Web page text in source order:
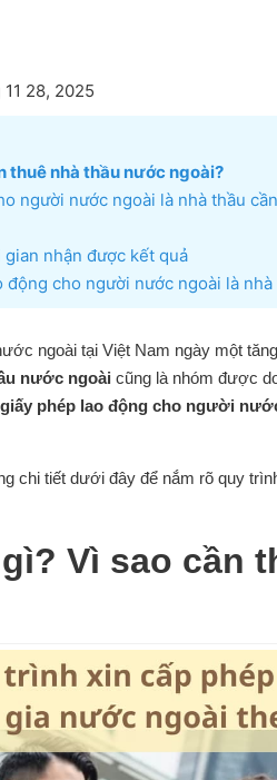
28, 2025
thuê nhà thầu nước ngoài?
người nước ngoài là nhà thầu
nhận được kết quả
động cho người nước ngoài là nhà
ngoài tại Việt Nam ngày một
nước ngoài cũng là nhóm được
phép lao động cho người
chi tiết dưới đây để nắm rõ quy
Vì sao cần